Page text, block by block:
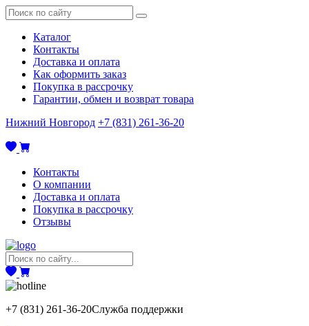
Каталог
Контакты
Доставка и оплата
Как оформить заказ
Покупка в рассрочку
Гарантии, обмен и возврат товара
Нижний Новгород +7 (831) 261-36-20
Контакты
О компании
Доставка и оплата
Покупка в рассрочку
Отзывы
+7 (831) 261-36-20Служба поддержки